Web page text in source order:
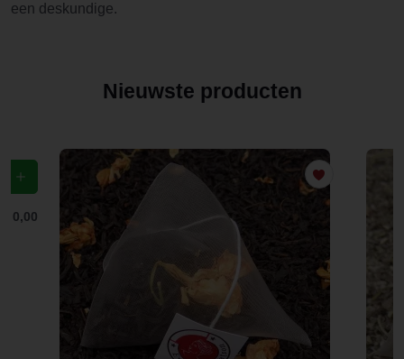
een deskundige.
Nieuwste producten
€ 0,00